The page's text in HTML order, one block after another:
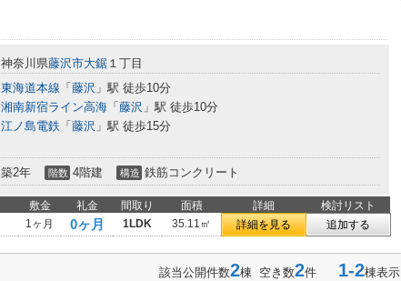
神奈川県藤沢市大鋸 １丁目
東海道本線 「 藤沢 」駅 徒歩10分
湘南新宿ライン高海 「 藤沢 」駅 徒歩10分
江ノ島電鉄 「 藤沢 」駅 徒歩15分
築2年 階数 4階建 構造 鉄筋コンクリート
敷金 礼金 間取り 面積 詳細
検討リスト
1ヶ月 0ヶ月 1LDK 35.11㎡ 詳細を見る 追加する
該当公開件数2棟 空き数2件 1-2棟表示